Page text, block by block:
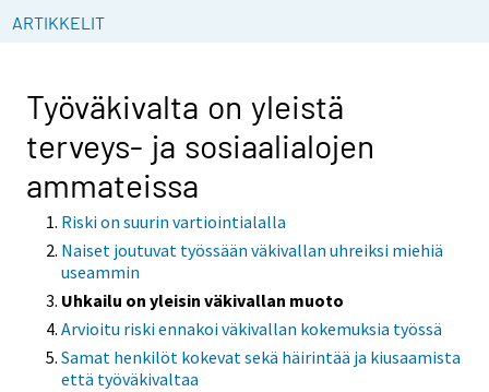
ARTIKKELIT
Työväkivalta on yleistä
terveys- ja sosiaalialojen
ammateissa
Riski on suurin vartiointialalla
Naiset joutuvat työssään väkivallan uhreiksi miehiä
useammin
Uhkailu on yleisin väkivallan muoto
Arvioitu riski ennakoi väkivallan kokemuksia työssä
Samat henkilöt kokevat sekä häirintää ja kiusaamista
että työväkivaltaa